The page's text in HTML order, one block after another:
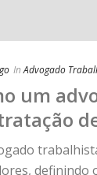
In Advogado
um
definindo